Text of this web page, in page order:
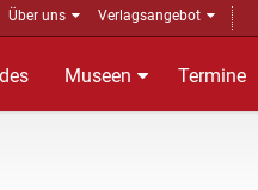
Über uns Verlagsangebot
Museen Termine